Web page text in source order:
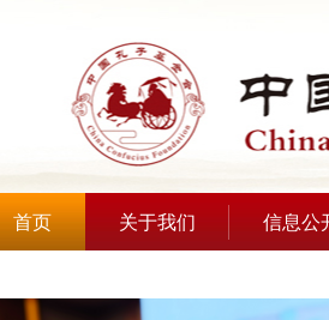
首页 关于我们 信息公